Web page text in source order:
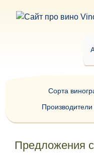
Предложения
Сорта
Производители